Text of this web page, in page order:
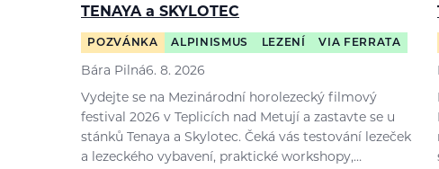
TENAYA a SKYLOTEC
POZVÁNKA ALPINISMUS LEZENÍ VIA FERRATA
Bára Pilná6. 8. 2026
Vydejte se na Mezinárodní horolezecký filmový
festival 2026 v Teplicích nad Metují a zastavte se u
stánků Tenaya a Skylotec. Čeká vás testování lezeček
a lezeckého vybavení, praktické workshopy,…